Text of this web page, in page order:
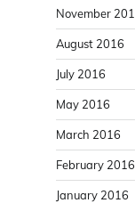
November
August 2016
July 2016
May 2016
March 2016
February 2016
January 2016